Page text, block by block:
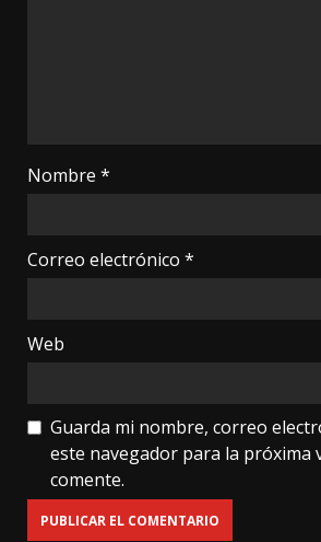
Nombre *
Correo electrónico *
Web
Guarda mi nombre, correo
este navegador para la próxima
comente.